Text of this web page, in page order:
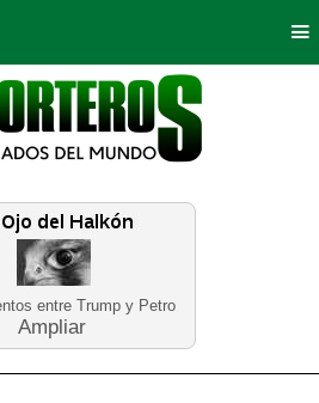
entre Trump y Petro
Ampliar
Bogotá
Tierra Deportes
Neira